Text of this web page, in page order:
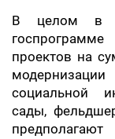
В целом в
проектов на
социальной
сады,